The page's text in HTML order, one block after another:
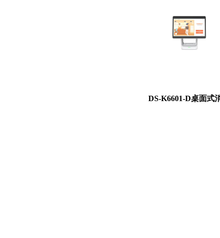
DS-K6601-D桌面式